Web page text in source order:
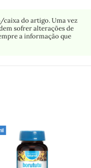
do artigo. Uma vez
sofrer alterações de
a informação que